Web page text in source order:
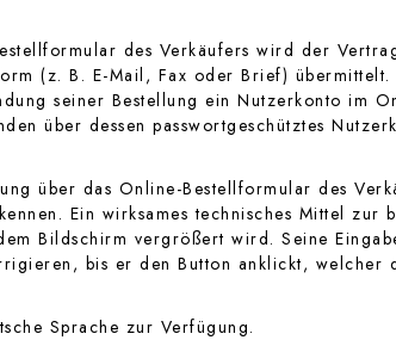
des Verkäufers wird der
(z. B. E-Mail, Fax oder Brief)
seiner Bestellung ein Nutzerkonto im
über dessen passwortgeschütztes
über das Online-Bestellformular des
Ein wirksames technisches Mittel
Bildschirm vergrößert wird. Seine
bis er den Button anklickt, welcher
Sprache zur Verfügung.